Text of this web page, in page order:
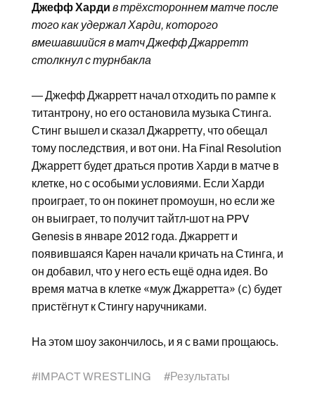
Джефф Харди в трёхстороннем матче после
того как удержал Харди, которого
вмешавшийся в матч Джефф Джарретт
столкнул с турнбакла
— Джефф Джарретт начал отходить по рампе к
титантрону, но его остановила музыка Стинга.
Стинг вышел и сказал Джарретту, что обещал
тому последствия, и вот они. На Final Resolution
Джарретт будет драться против Харди в матче в
клетке, но с особыми условиями. Если Харди
проиграет, то он покинет промоушн, но если же
он выиграет, то получит тайтл-шот на PPV
Genesis в январе 2012 года. Джарретт и
появившаяся Карен начали кричать на Стинга, и
он добавил, что у него есть ещё одна идея. Во
время матча в клетке «муж Джарретта» (с) будет
пристёгнут к Стингу наручниками.
На этом шоу закончилось, и я с вами прощаюсь.
#IMPACT WRESTLING #Результаты